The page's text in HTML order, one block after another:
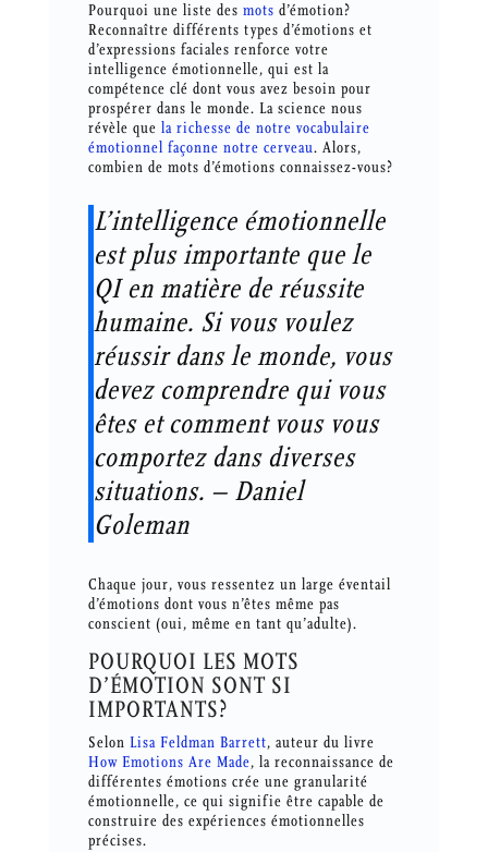
Pourquoi une liste des mots d’émotion?
Reconnaître différents types d’émotions et
d’expressions faciales renforce votre
intelligence émotionnelle, qui est la
compétence clé dont vous avez besoin pour
prospérer dans le monde. La science nous
révèle que la richesse de notre vocabulaire
émotionnel façonne notre cerveau. Alors,
combien de mots d’émotions connaissez-vous?
L’intelligence émotionnelle
est plus importante que le
QI en matière de réussite
humaine. Si vous voulez
réussir dans le monde, vous
devez comprendre qui vous
êtes et comment vous vous
comportez dans diverses
situations. – Daniel
Goleman
Chaque jour, vous ressentez un large éventail
d’émotions dont vous n’êtes même pas
conscient (oui, même en tant qu’adulte).
POURQUOI LES MOTS
D’ÉMOTION SONT SI
IMPORTANTS?
Selon Lisa Feldman Barrett, auteur du livre
How Emotions Are Made, la reconnaissance de
différentes émotions crée une granularité
émotionnelle, ce qui signifie être capable de
construire des expériences émotionnelles
précises.